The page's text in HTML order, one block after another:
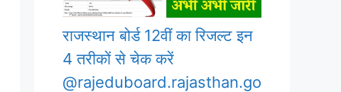
राजस्थान बोर्ड 12वीं का रिजल्ट इन
4 तरीकों से चेक करें
@rajeduboard.rajasthan.go